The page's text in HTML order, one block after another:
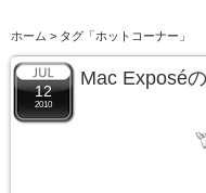
ホーム > タグ「ホットコーナー」
12
2010
Mac Exposé